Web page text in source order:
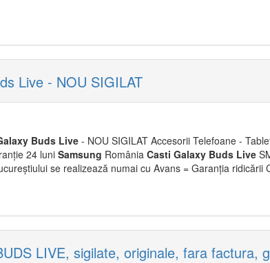
Live - NOU SIGILAT
Buds Live - NOU SIGILAT Accesorii Telefoane -
24 luni Samsung România Casti Galaxy Buds Live
se realizează numai cu Avans = Garanția ridicării
LIVE, sigilate, originale, fara factura,